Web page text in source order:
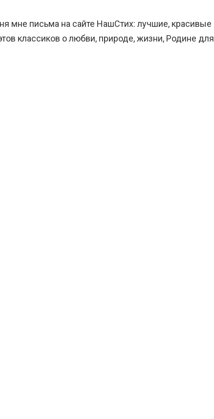
мне письма на сайте НашСтих: лучшие, красивые
классиков о любви, природе, жизни, Родине для